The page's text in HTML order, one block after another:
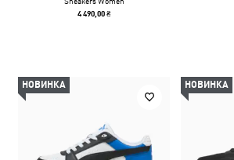
4 490,00 ₴
НОВИНКА НОВИНКА